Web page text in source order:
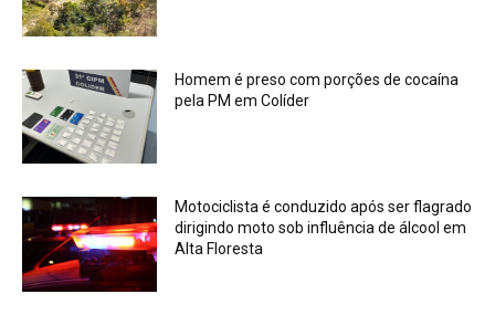
Homem é preso com porções de cocaína
pela PM em Colíder
Motociclista é conduzido após ser flagrado
dirigindo moto sob influência de álcool em
Alta Floresta